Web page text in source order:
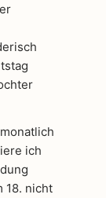
ich
18. nicht